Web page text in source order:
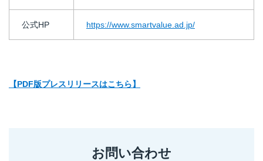
公式HP https://www.smartvalue.ad.jp/
【PDF版プレスリリースはこちら】
お問い合わせ